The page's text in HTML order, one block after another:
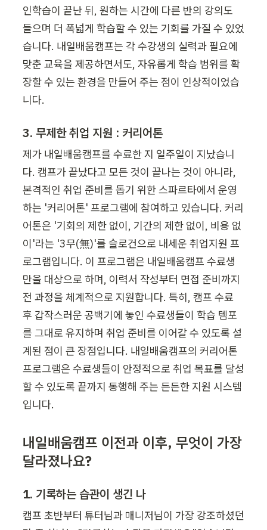
인학습이 끝난 뒤, 원하는 시간에 다른 반의 강의도
들으며 더 폭넓게 학습할 수 있는 기회를 가질 수 있었
습니다. 내일배움캠프는 각 수강생의 실력과 필요에
맞춘 교육을 제공하면서도, 자유롭게 학습 범위를 확
장할 수 있는 환경을 만들어 주는 점이 인상적이었습
니다.
3. 무제한 취업 지원 : 커리어톤
제가 내일배움캠프를 수료한 지 일주일이 지났습니
다. 캠프가 끝났다고 모든 것이 끝나는 것이 아니라,
본격적인 취업 준비를 돕기 위한 스파르타에서 운영
하는 '커리어톤' 프로그램에 참여하고 있습니다. 커리
어톤은 '기회의 제한 없이, 기간의 제한 없이, 비용 없
이'라는 '3무(無)'를 슬로건으로 내세운 취업지원 프
로그램입니다. 이 프로그램은 내일배움캠프 수료생
만을 대상으로 하며, 이력서 작성부터 면접 준비까지
전 과정을 체계적으로 지원합니다. 특히, 캠프 수료
후 갑작스러운 공백기에 놓인 수료생들이 학습 템포
를 그대로 유지하며 취업 준비를 이어갈 수 있도록 설
계된 점이 큰 장점입니다. 내일배움캠프의 커리어톤
프로그램은 수료생들이 안정적으로 취업 목표를 달성
할 수 있도록 끝까지 동행해 주는 든든한 지원 시스템
입니다.
내일배움캠프 이전과 이후, 무엇이 가장
달라졌나요?
1. 기록하는 습관이 생긴 나
캠프 초반부터 튜터님과 매니저님이 가장 강조하셨던